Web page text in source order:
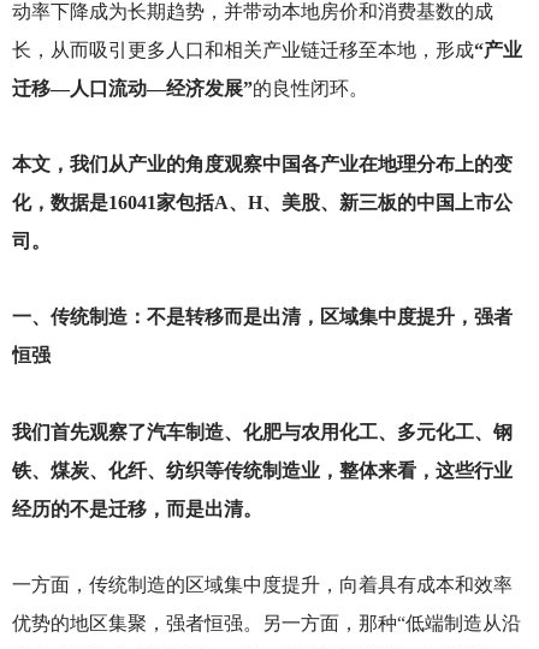
动率下降成为长期趋势，并带动本地房价和消费基数的成
长，从而吸引更多人口和相关产业链迁移至本地，形成“产业
迁移—人口流动—经济发展”的良性闭环。
本文，我们从产业的角度观察中国各产业在地理分布上的变
化，数据是16041家包括A、H、美股、新三板的中国上市公
司。
一、传统制造：不是转移而是出清，区域集中度提升，强者
恒强
我们首先观察了汽车制造、化肥与农用化工、多元化工、钢
铁、煤炭、化纤、纺织等传统制造业，整体来看，这些行业
经历的不是迁移，而是出清。
一方面，传统制造的区域集中度提升，向着具有成本和效率
优势的地区集聚，强者恒强。另一方面，那种“低端制造从沿